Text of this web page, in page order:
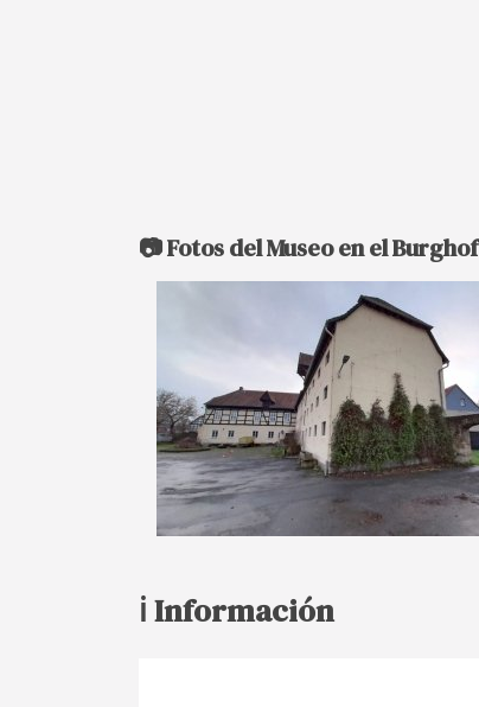
📷 Fotos del Museo en el Burghof
ℹ️ Información